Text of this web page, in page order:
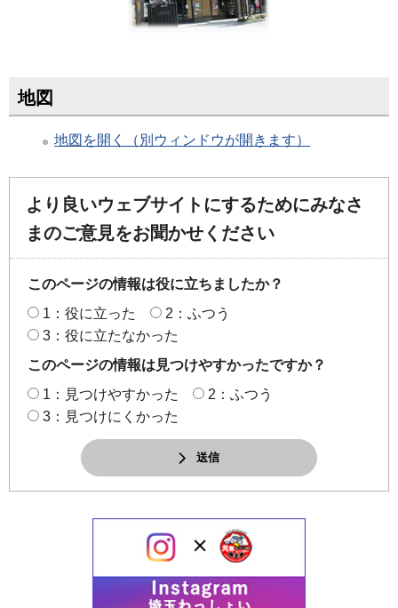
地図
地図を開く（別ウィンドウが開きます）
より良いウェブサイトにするためにみなさ
まのご意見をお聞かせください
このページの情報は役に立ちましたか？
1：役に立った
2：ふつう
3：役に立たなかった
このページの情報は見つけやすかったですか？
1：見つけやすかった
2：ふつう
3：見つけにくかった
送信